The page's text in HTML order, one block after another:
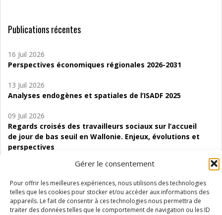
Gérer le consentement
Pour offrir les meilleures expériences, nous utilisons des technologies
telles que les cookies pour stocker et/ou accéder aux informations des
appareils. Le fait de consentir à ces technologies nous permettra de
traiter des données telles que le comportement de navigation ou les ID
Publications récentes
16 Juil 2026
Perspectives économiques régionales 2026-2031
13 Juil 2026
Analyses endogènes et spatiales de l’ISADF 2025
09 Juil 2026
Regards croisés des travailleurs sociaux sur l’accueil
de jour de bas seuil en Wallonie. Enjeux, évolutions et
perspectives
d’accompagnement à l’autocréation d’emploi (SAACE)
01 Juil 2026